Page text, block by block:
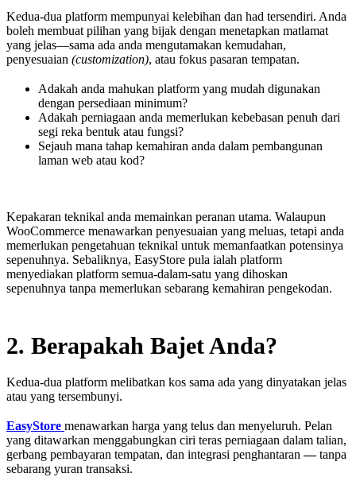
Kedua-dua platform mempunyai kelebihan dan had tersendiri. Anda
boleh membuat pilihan yang bijak dengan menetapkan matlamat
yang jelas—sama ada anda mengutamakan kemudahan,
penyesuaian (customization), atau fokus pasaran tempatan.
Adakah anda mahukan platform yang mudah digunakan
dengan persediaan minimum?
Adakah perniagaan anda memerlukan kebebasan penuh dari
segi reka bentuk atau fungsi?
Sejauh mana tahap kemahiran anda dalam pembangunan
laman web atau kod?
Kepakaran teknikal anda memainkan peranan utama. Walaupun
WooCommerce menawarkan penyesuaian yang meluas, tetapi anda
memerlukan pengetahuan teknikal untuk memanfaatkan potensinya
sepenuhnya. Sebaliknya, EasyStore pula ialah platform
menyediakan platform semua-dalam-satu yang dihoskan
sepenuhnya tanpa memerlukan sebarang kemahiran pengekodan.
2. Berapakah Bajet Anda?
Kedua-dua platform melibatkan kos sama ada yang dinyatakan jelas
atau yang tersembunyi.
EasyStore menawarkan harga yang telus dan menyeluruh. Pelan
yang ditawarkan menggabungkan ciri teras perniagaan dalam talian,
gerbang pembayaran tempatan, dan integrasi penghantaran—tanpa
sebarang yuran transaksi.